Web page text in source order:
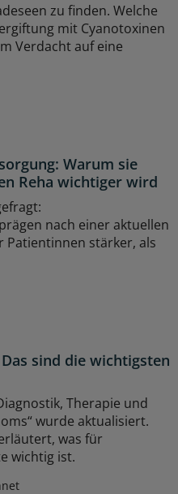
zu finden. Welche
mit Cyanotoxinen
Verdacht auf eine
Warum sie
Reha wichtiger wird
nach einer aktuellen
Patientinnen stärker, als
sind die wichtigsten
Therapie und
wurde aktualisiert.
was für
wichtig ist.